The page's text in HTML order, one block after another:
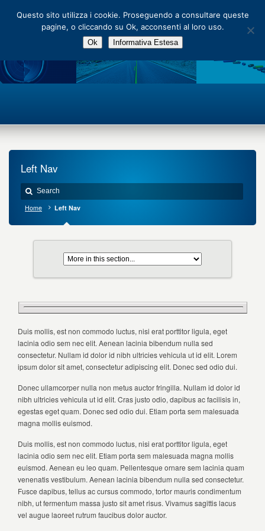
Main Menu
Left Nav
Home Left Nav
Duis mollis, est non commodo luctus, nisi erat porttitor ligula, eget
lacinia odio sem nec elit. Aenean lacinia bibendum nulla sed
consectetur. Nullam id dolor id nibh ultricies vehicula ut id elit. Lorem
ipsum dolor sit amet, consectetur adipiscing elit. Donec sed odio dui.
Donec ullamcorper nulla non metus auctor fringilla. Nullam id dolor id
nibh ultricies vehicula ut id elit. Cras justo odio, dapibus ac facilisis in,
egestas eget quam. Donec sed odio dui. Etiam porta sem malesuada
magna mollis euismod.
Duis mollis, est non commodo luctus, nisi erat porttitor ligula, eget
lacinia odio sem nec elit. Etiam porta sem malesuada magna mollis
euismod. Aenean eu leo quam. Pellentesque ornare sem lacinia quam
venenatis vestibulum. Aenean lacinia bibendum nulla sed consectetur.
Fusce dapibus, tellus ac cursus commodo, tortor mauris condimentum
nibh, ut fermentum massa justo sit amet risus. Vivamus sagittis lacus
vel augue laoreet rutrum faucibus dolor auctor.
Questo sito utilizza i cookie. Proseguendo a consultare queste
pagine, o cliccando su Ok, acconsenti al loro uso.
Ok Informativa Estesa